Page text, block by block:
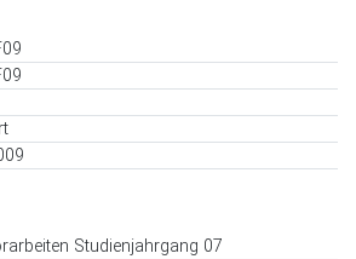
Studienjahrgang 07